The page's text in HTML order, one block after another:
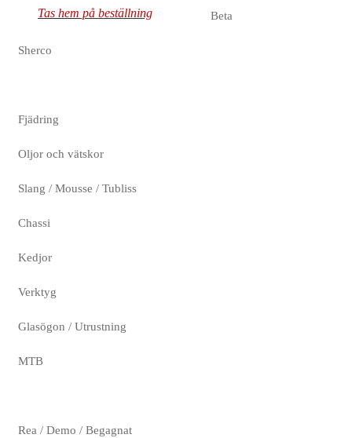
Tas hem på beställning
Beta
Sherco
Fjädring
Oljor och vätskor
Slang / Mousse / Tubliss
Chassi
Kedjor
Verktyg
Glasögon / Utrustning
MTB
Rea / Demo / Begagnat